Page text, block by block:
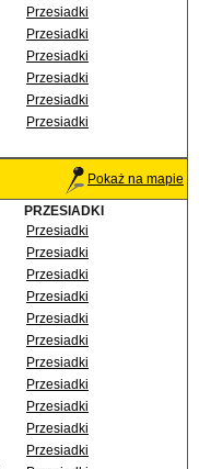
Przesiadki
Przesiadki
Przesiadki
Przesiadki
Przesiadki
Przesiadki
Pokaż na mapie
PRZESIADKI
Przesiadki
Przesiadki
Przesiadki
Przesiadki
Przesiadki
Przesiadki
Przesiadki
Przesiadki
Przesiadki
Przesiadki
Przesiadki